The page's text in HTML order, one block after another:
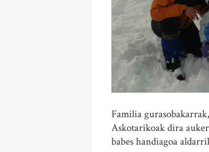
Familia
Askotarikoak dira
babes handiagoa